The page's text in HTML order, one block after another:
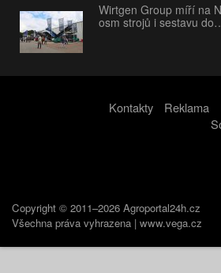
Wirtgen Group míří na
osm strojů i sestavu
Kontakty Reklama
Copyright © 2011–2026 Agroportal24h.cz
Všechna práva vyhrazena | www.vega.cz